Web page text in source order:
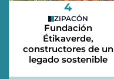
4
ZIPACÓN
Fundación
Étikaverde,
constructores de un
legado sostenible